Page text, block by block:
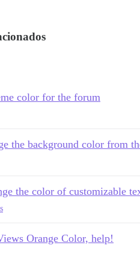
color for the forum
the background color from
the color of customizable
Orange Color, help!